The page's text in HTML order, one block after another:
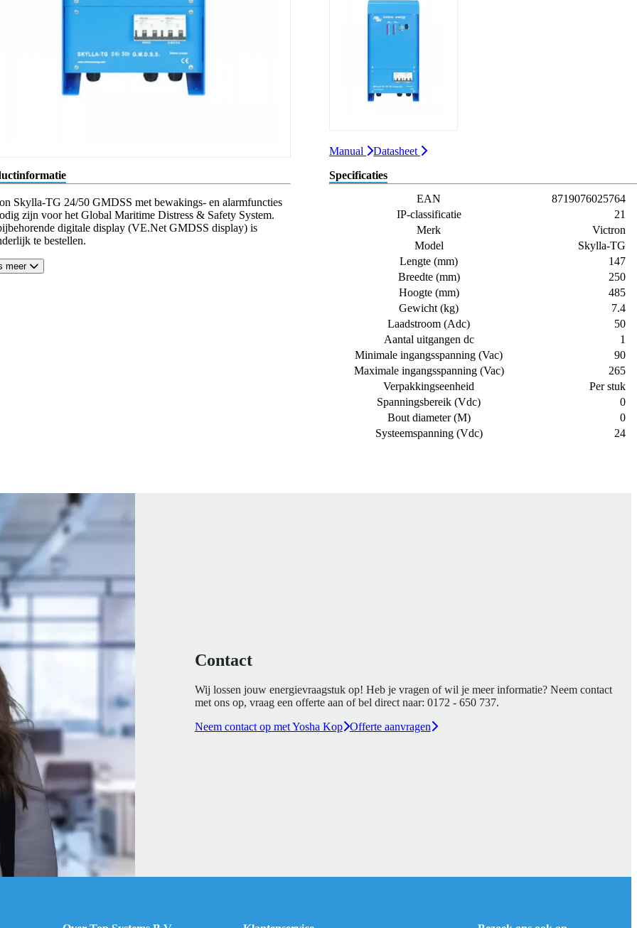
Manual
Datasheet
Skylla-TG 24/50 GMDSS met bewakings- en alarmfuncties
zijn voor het Global Maritime Distress & Safety System.
digitale display (VE.Net GMDSS display) is
te bestellen.
meer
Specificaties
EAN
8719076025764
IP-classificatie
21
Merk
Victron
Model
Skylla-TG
Lengte (mm)
147
Breedte (mm)
250
Hoogte (mm)
485
Gewicht (kg)
7.4
Laadstroom (Adc)
50
Aantal uitgangen dc
1
Minimale ingangsspanning (Vac)
90
Maximale ingangsspanning (Vac)
265
Verpakkingseenheid
Per stuk
Spanningsbereik (Vdc)
0
Bout diameter (M)
0
Systeemspanning (Vdc)
24
Contact
Wij lossen jouw energievraagstuk op! Heb je vragen of wil je meer informatie? Neem contact
met ons op, vraag een offerte aan of bel direct naar: 0172 - 650 737.
Neem contact op met Yosha Kop Offerte aanvragen